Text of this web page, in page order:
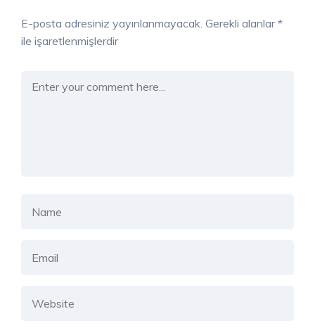
E-posta adresiniz yayınlanmayacak. Gerekli alanlar*
ile işaretlenmişlerdir